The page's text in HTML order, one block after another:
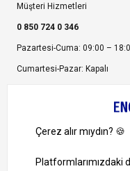
Müşteri Hizmetleri
0 850 724 0 346
Pazartesi-Cuma: 09:00 –
Cumartesi-Pazar: Kapalı
Ayrıcalıklardan